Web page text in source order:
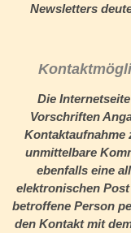
Newsletters
Die
Vorschriften
Kontaktaufnahme
unmittelbare
ebenfalls eine
elektronischen
betroffene Person
den Kontakt mit